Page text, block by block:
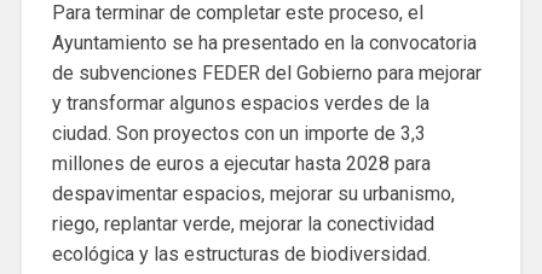
Para terminar de completar este proceso, el
Ayuntamiento se ha presentado en la convocatoria
de subvenciones FEDER del Gobierno para mejorar
y transformar algunos espacios verdes de la
ciudad. Son proyectos con un importe de 3,3
millones de euros a ejecutar hasta 2028 para
despavimentar espacios, mejorar su urbanismo,
riego, replantar verde, mejorar la conectividad
ecológica y las estructuras de biodiversidad.